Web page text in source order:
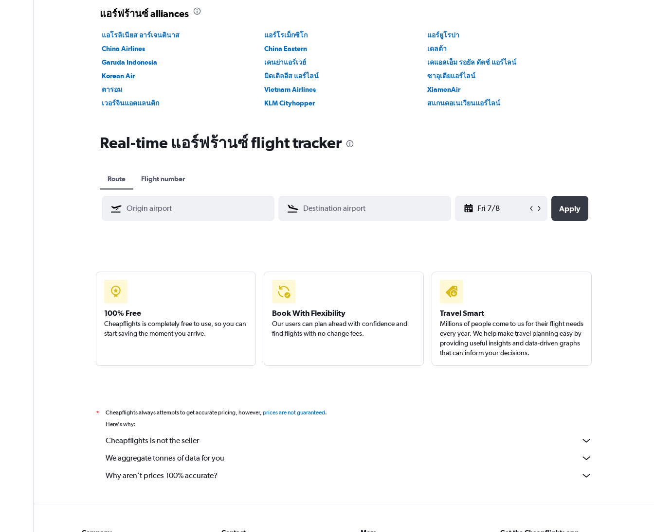
แอร์ฟร้านซ์ alliances
แอโรลิเนียส อาร์เจนตินาส แอร์โรเม็กซิโก
แอร์ยูโรปา
China Airlines
China Eastern
เดลต้า
Garuda Indonesia
เคนย่าแอร์เวย์
เคแอลเอ็ม รอยัล ดัตช์ แอร์ไลน์
Korean Air
มิดเดิลอีส แอร์ไลน์
ซาอุเดียแอร์ไลน์
ตารอม
Vietnam Airlines
XiamenAir
เวอร์จินแอตแลนติก
KLM Cityhopper สแกนดอเนเวียนแอร์ไลน์
Real-time แอร์ฟร้านซ์ flight tracker
Route Flight number
Apply
100% Free
Cheapflights is completely free to use, so you can
start saving the moment you arrive.
Book With Flexibility
Our users can plan ahead with confidence and
find flights with no change fees.
Travel Smart
Millions of people come to us for their flight needs
every year. We help make travel planning easy by
providing useful insights and data-driven graphs
that can inform your decisions.
* Cheapflights always attempts to get accurate pricing, however, prices are not guaranteed.
Here's why:
Cheapflights is not the seller
We aggregate tonnes of data for you
Why aren’t prices 100% accurate?